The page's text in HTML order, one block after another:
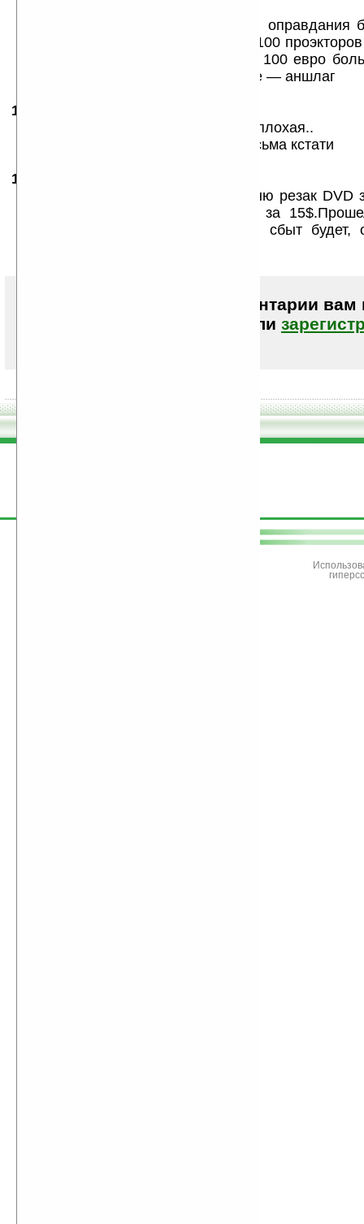
Скорее всего это спикуляция для оправдания
цены на телефон. Выпустят штук 100
запустят тел. Мол стоит всего на 100 евро
проэктор и телефон мошный. И все — аншлаг
17.03.2009
Может и спЕкуляция,но идея то неплохая..
телефоны с проекторами будут весьма кстати
19.03.2009
Новинка, потому и дорого. Я помню резак DVD
продавался. И болванки к нему за
встало на место. Вещь рульная, сбыт будет,
Чтобы писать комментарии вам
или